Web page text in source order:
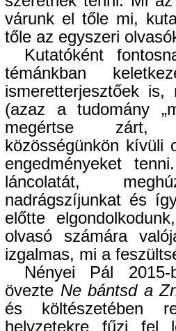
várunk el tőle mi,
tőle az egyszeri
Kutatóként
témánkban
ismeretterjesztőek
(azaz a tudomány
megértse zárt,
közösségünkön kívüli
engedményeket
láncolatát,
nadrágszíjunkat és
előtte
olvasó számára
izgalmas, mi a
Nényei Pál
övezte Ne bántsd a
és költészetében
helyzetekre fűzi fel